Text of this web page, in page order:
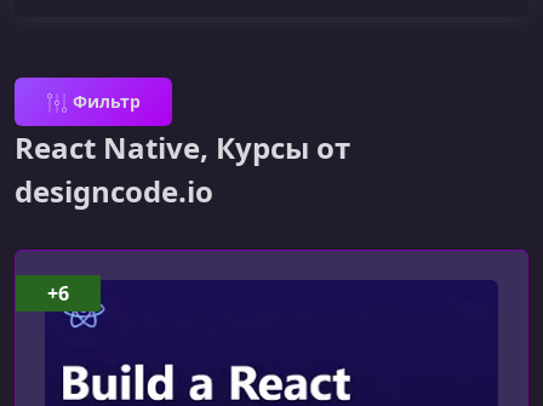
Фильтр
React Native, Курсы от
designcode.io
+6